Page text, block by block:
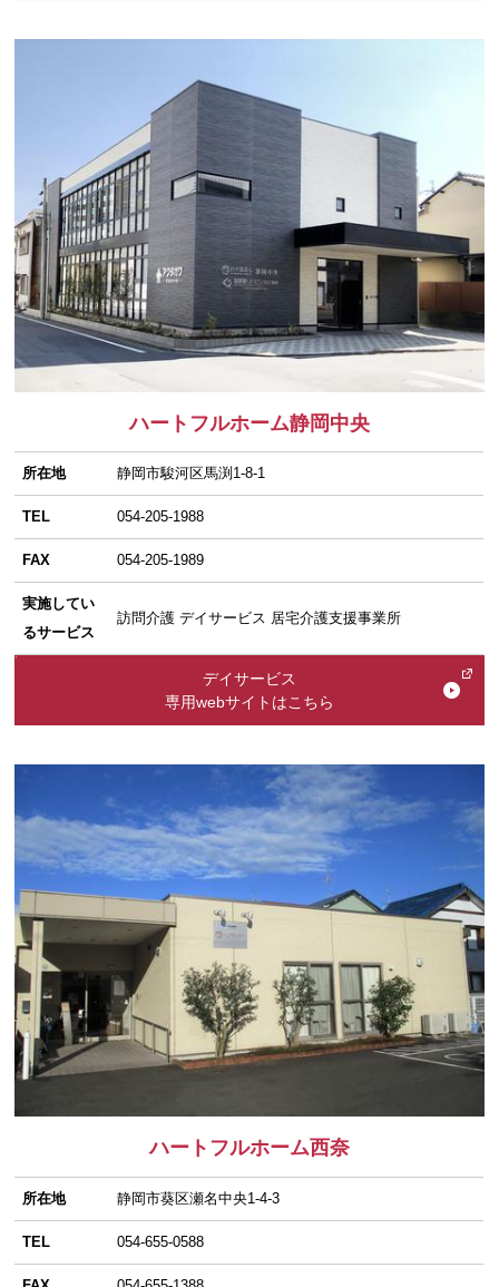
ハートフルホーム静岡中央
所在地 静岡市駿河区馬渕1-8-1
TEL 054-205-1988
FAX 054-205-1989
実施してい
るサービス
訪問介護 デイサービス 居宅介護支援事業所
デイサービス
専用webサイトはこちら
ハートフルホーム西奈
所在地 静岡市葵区瀬名中央1-4-3
TEL 054-655-0588